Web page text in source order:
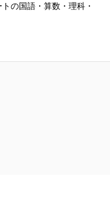
の国語・算数・理科・